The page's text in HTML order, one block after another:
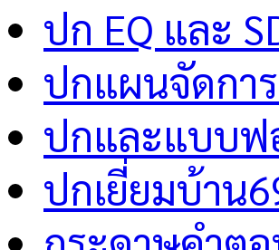
ปก EQ และ
ปกแผนจัดกา
ปกและแบบฟ
ปกเยี่ยมบ้าน